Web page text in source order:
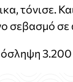
τόνισε.
σεβασμό
3.200